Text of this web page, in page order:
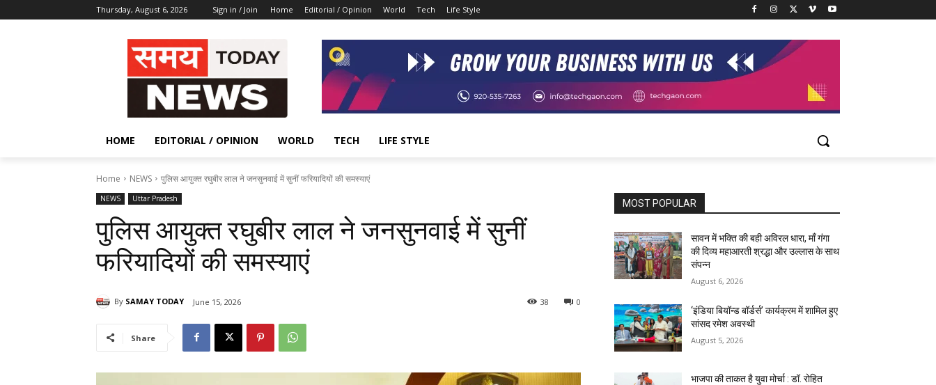
Thursday, August 6, 2026 Sign in / Join Home Editorial / Opinion World Tech Life Style
HOME EDITORIAL / OPINION WORLD TECH LIFE STYLE
Home NEWS पुलिस आयुक्त रघुबीर लाल ने जनसुनवाई में सुनीं फरियादियों की समस्याएं
NEWS Uttar Pradesh
पुलिस आयुक्त रघुबीर लाल ने जनसुनवाई में सुनीं
फरियादियों की समस्याएं
By SAMAY TODAY June 15, 2026 0
38
Share
MOST POPULAR
सावन में भक्ति की बही अविरल धारा, माँ गंगा
की दिव्य महाआरती श्रद्धा और उल्लास के साथ
संपन्न
August 6, 2026
‘इंडिया बियॉन्ड बॉर्डर्स’ कार्यक्रम में शामिल हुए
सांसद रमेश अवस्थी
August 5, 2026
भाजपा की ताकत है युवा मोर्चा : डॉ. रोहित